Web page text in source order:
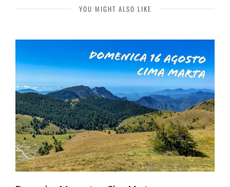
YOU MIGHT ALSO LIKE